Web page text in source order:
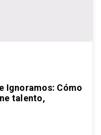
Ignoramos: Cómo
talento,